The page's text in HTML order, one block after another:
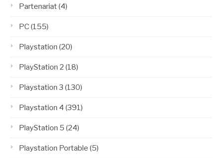
Partenariat(4)
PC(155)
Playstation (20)
PlayStation 2 (18)
Playstation 3 (130)
Playstation 4 (391)
PlayStation 5 (24)
Playstation Portable (5)